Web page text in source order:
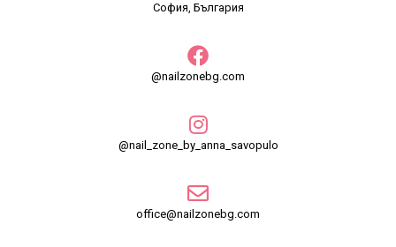
София, България
@nailzonebg.com
@nail_zone_by_anna_savopulo
office@nailzonebg.com